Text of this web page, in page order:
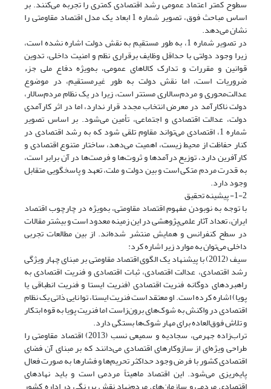
سطوح کمتر اعتماد عمومی رشد اقتصادی کمتری را تجربه می‌کنند. بر
اساس مباحث فوق، تصویر شماره 1 ابعاد یک مدل اقتصاد مقاومتی را
نشان می‌دهد.
در تصویر شماره 1، به طور مستقیم به نقش دولت اشاره نشده است،
زیرا وجود دولتی با حداقل وظایف برقراری نظم و امنیت داخلی، تدوین
قوانین و مقررات و تدارک کالاهای عمومی، به‌ویژه دفاع ملی جزء
ضروریات است، اما نقش دولت به طور غیرمستقیم، در موضوع
عدالت‌محوری و مردم‌سالاری مستتر است، زیرا در یک نظام مردم‌سالار،
دولت ناکارآمد در معرض انتخاب مجدد قرار ندارد، اما در اثر کارآمدی
دولت، عدالت اقتصادی و اجتماعی، تأمین می‌شود. بر اساس تصویر
شماره 1، اقتصادی می‌تواند مقاوم تلقی شود که به رشد اقتصادی در
کنار حفاظت از محیط زیست، اهمیت می‌دهد، ساختار متنوع اقتصادی و
کارآفرین دارد، توزیع درآمدها و ثروت‌ها و فرصت‌ها در آن برابر است،
به قدرت مردم متکی است و بین دولت و ملت، تعهد و پاسخگویی متقابل
وجود دارد.
1-2- پیشینه تحقیق
با توجه به نو‌بودن مفهوم اقتصاد مقاومتی، به‌ویژه در چارچوب اقتصاد
ایران، تعداد آثار علمی‌پژوهشی در این زمینه معدود است و بیشتر مقالات
در سطح کنفرانس و همایش منتشر شده‌اند. از بین مطالعات تجربی
داخلی می‌توان به موارد زیر اشاره کرد:
سیف (2012) با پیشنهاد یک الگوی اقتصاد مقاومتی بر مبنای چهار ویژگی
رشد اقتصادی، عدالت اقتصادی، ثبات اقتصادی و فنریت اقتصادی به
راهبردهای دوگانه فنریت اقتصادی (فنریت ایستا و فنریت انطباقی یا
پویا) اشاره کرده است. او معتقد است فنریت ایستا، توانایی ذاتی یک نظام
اقتصادی در واکنش به شوک‌های برون‌زاست اما فنریت پویا به قوه ابتکار
و تلاش فوق‌العاده برای مهار شوک‌ها بستگی دارد.
تراب‌زاده جهرمی، سجادیه و سمیعی نسب (2013) اقتصاد مقاومتی را
طراحی ویژه‌ای از سازوکارهای اقتصادی می‌دانند که بر مبنای آن فضای
اقتصادی کشور با فرض وجود حداکثر تحریم‌ها و فشارها به صورت فعال
پایه‌ریزی می‌شود. این اقتصاد ماهیتاً مردمی است و باید نهادهای